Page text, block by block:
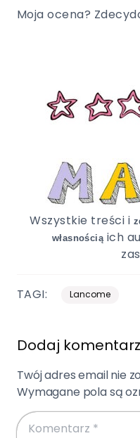
Moja ocena?
Wszystkie treści i
własnościąich
TAGI: Lancome
Dodaj komentarz
Twój adres email nie
Wymagane pola są